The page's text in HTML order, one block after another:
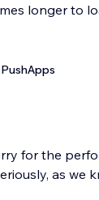
longer to
for the
as we